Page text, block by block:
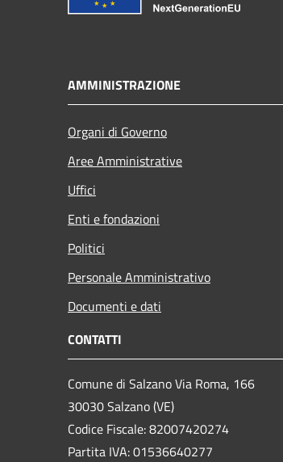
AMMINISTRAZIONE
Organi di Governo
Aree Amministrative
Uffici
Enti e fondazioni
Politici
Personale Amministrativo
Documenti e dati
CONTATTI
Comune di Salzano Via Roma, 166
30030 Salzano (VE)
Codice Fiscale: 82007420274
Partita IVA: 01536640277